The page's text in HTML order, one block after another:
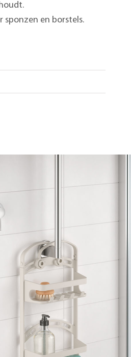
sponzen en borstels.